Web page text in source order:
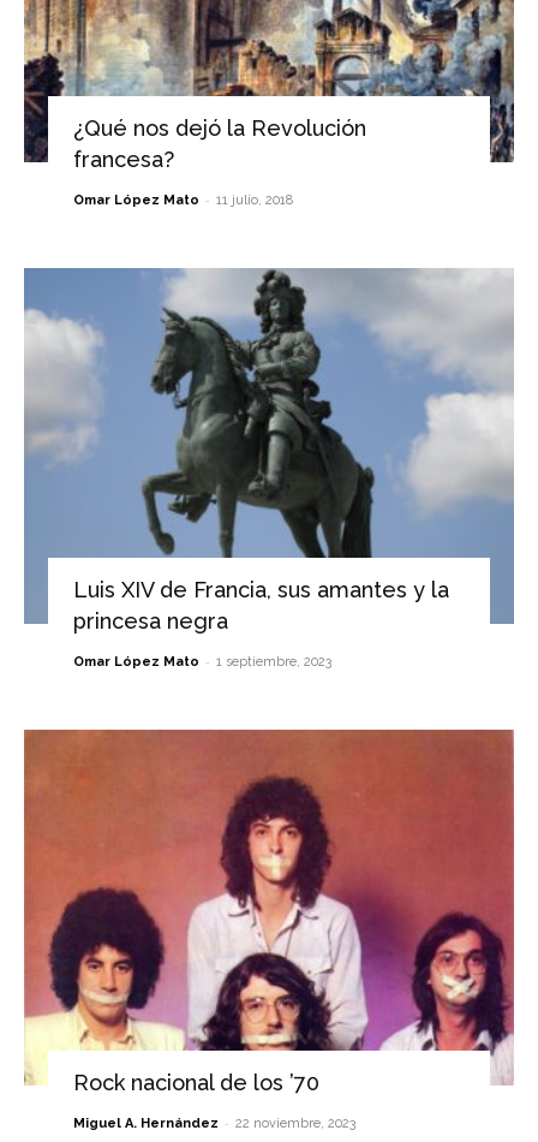
¿Qué nos dejó la Revolución
francesa?
Omar López Mato - 11 julio, 2018
Luis XIV de Francia, sus amantes y la
princesa negra
Omar López Mato - 1 septiembre, 2023
Rock nacional de los ’70
Miguel A. Hernández - 22 noviembre, 2023